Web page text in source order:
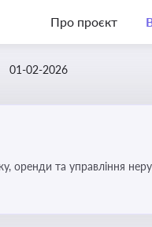
Про проєкт
01-02-2026
оренди та управління